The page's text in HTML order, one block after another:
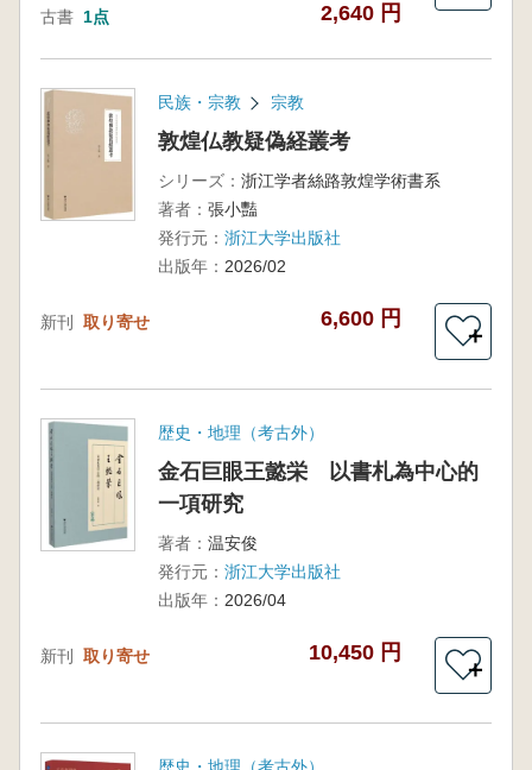
古書 1点 2,640 円
民族・宗教 宗教
敦煌仏教疑偽経叢考
シリーズ： 浙江学者絲路敦煌学術書系
著者： 張小豔
発行元： 浙江大学出版社
出版年： 2026/02
新刊 取り寄せ 6,600 円
＋
歴史・地理（考古外）
金石巨眼王懿栄 以書札為中心的
一項研究
著者： 温安俊
発行元： 浙江大学出版社
出版年： 2026/04
新刊 取り寄せ 10,450 円
＋